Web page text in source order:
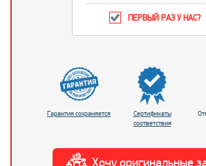
ПЕРВЫЙ РАЗ У НАС?
Гарантия сохраняется
Сертификаты
соответствия
Хочу оригинальные